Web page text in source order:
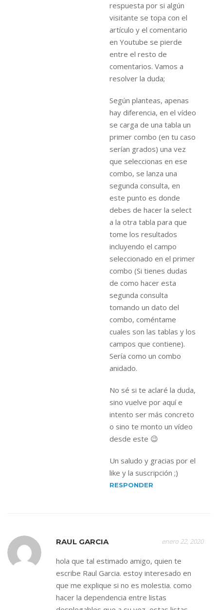
respuesta por si algún
visitante se topa con el
artículo y el comentario
en Youtube se pierde
entre el resto de
comentarios. Vamos a
resolver la duda;
Según planteas, apenas
hay diferencia, en el vídeo
se carga de una tabla un
primer combo (en tu caso
serían grados) una vez
que seleccionas en ese
combo, se lanza una
segunda consulta, en
este punto es donde
debes de hacer la select
a la otra tabla para que
tome los resultados
incluyendo el campo
seleccionado en el primer
combo (Si tienes dudas
de como hacer esta
segunda consulta
tomando un dato del
combo, coméntame
cuales son las tablas y los
campos que contiene).
Sería como un combo
anidado.
No sé si te aclaré la duda,
sino vuelve por aquí e
intento ser más concreto
o sino te monto un vídeo
desde este 😉
Un saludo y gracias por el
like y la suscripción ;)
RESPONDER
RAUL GARCIA enero 22, 2020
hola que tal estimado amigo, quien te
escribe Raul Garcia. estoy interesado en
que me explique si no es molestia. como
hacer la dependencia entre listas